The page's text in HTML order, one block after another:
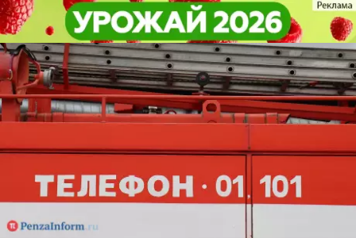
В Пензе выросло число
смертельных пожаров
Общество В Пензе выросло число
смертельных пожаров
Общество
Другие новости по
теме
Погода и курсы
валют в Пензе